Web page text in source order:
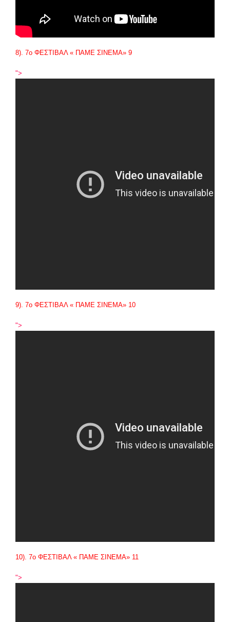
8). 7ο ΦΕΣΤΙΒΑΛ « ΠΑΜΕ ΣΙΝΕΜΑ» 9
">
9). 7ο ΦΕΣΤΙΒΑΛ « ΠΑΜΕ ΣΙΝΕΜΑ» 10
">
10). 7ο ΦΕΣΤΙΒΑΛ « ΠΑΜΕ ΣΙΝΕΜΑ» 11
">